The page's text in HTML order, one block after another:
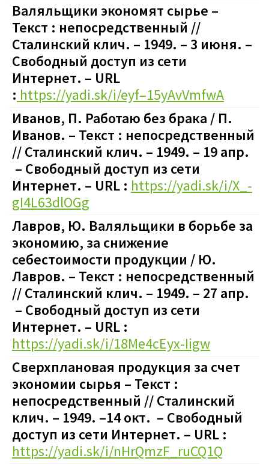
Валяльщики экономят сырье –
Текст : непосредственный //
Сталинский клич. – 1949. – 3 июня. –
Свободный доступ из сети
Интернет. – URL
: https://yadi.sk/i/eyf–15yAvVmfwA
Иванов, П. Работаю без брака / П.
Иванов. – Текст : непосредственный
// Сталинский клич. – 1949. – 19 апр.
– Свободный доступ из сети
Интернет. – URL : https://yadi.sk/i/X_-
gI4L63dlOGg
Лавров, Ю. Валяльщики в борьбе за
экономию, за снижение
себестоимости продукции / Ю.
Лавров. – Текст : непосредственный
// Сталинский клич. – 1949. – 27 апр.
– Свободный доступ из сети
Интернет. – URL :
https://yadi.sk/i/18Me4cEyx-Iigw
Сверхплановая продукция за счет
экономии сырья – Текст :
непосредственный // Сталинский
клич. – 1949. –14 окт. – Свободный
доступ из сети Интернет. – URL :
https://yadi.sk/i/nHrQmzF_ruCQ1Q